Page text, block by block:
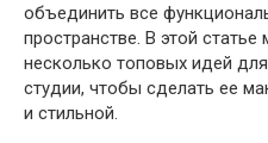
объединить все
пространстве. В этой
несколько топовых идей
студии, чтобы сделать ее
и стильной.